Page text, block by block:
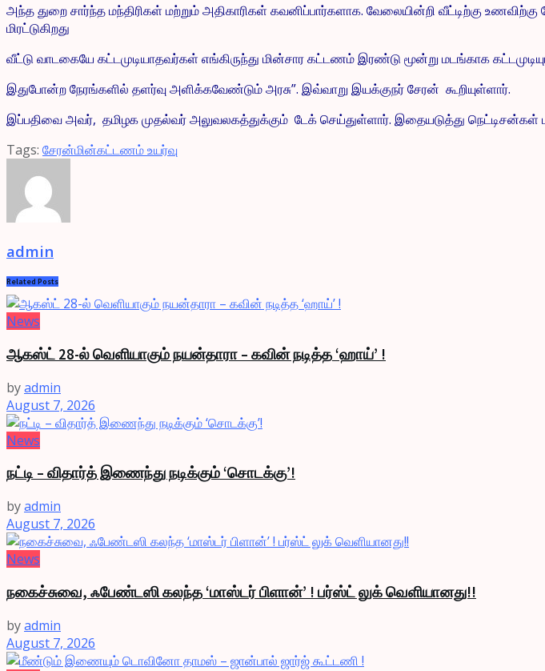
அந்த துறை சார்ந்த மந்திரிகள் மற்றும் அதிகாரிகள் கவனிப்பார்களாக. வேலையின்றி வீட்டிற்கு
மிரட்டுகிறது
வீட்டு வாடகையே கட்டமுடியாதவர்கள் எங்கிருந்து மின்சார கட்டணம் இரண்டு மூன்று மடங்காக
இதுபோன்ற நேரங்களில் தளர்வு அளிக்கவேண்டும் அரசு”. இவ்வாறு இயக்குநர் சேரன் கூறியுள்ளார்.
இப்பதிவை அவர், தமிழக முதல்வர் அலுவலகத்துக்கும் டேக் செய்துள்ளார். இதையடுத்து நெட்டிசன்கள்
Tags: சேரன்மின்கட்டணம் உயர்வு
admin
Related Posts
News
ஆகஸ்ட் 28-ல் வெளியாகும் நயன்தாரா – கவின் நடித்த ‘ஹாய்’ !
byadmin
August 7, 2026
News
நட்டி – விதார்த் இணைந்து நடிக்கும் ‘சொடக்கு’!
byadmin
August 7, 2026
News
நகைச்சுவை, ஃபேண்டஸி கலந்த ‘மாஸ்டர் பிளான்’ ! பர்ஸ்ட் லுக் வெளியானது!!
byadmin
August 7, 2026